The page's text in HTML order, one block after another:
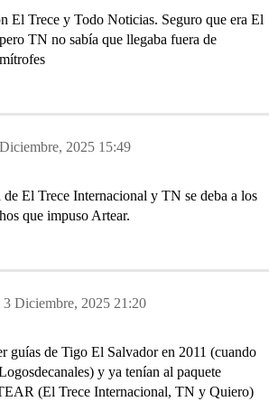
El Trece y Todo Noticias. Seguro que era El
TN no sabía que llegaba fuera de
2025 15:49
de El Trece Internacional y TN se deba a los
que impuso Artear.
3 Diciembre, 2025 21:20
guías de Tigo El Salvador en 2011 (cuando
y ya tenían al paquete
(El Trece Internacional, TN y Quiero)